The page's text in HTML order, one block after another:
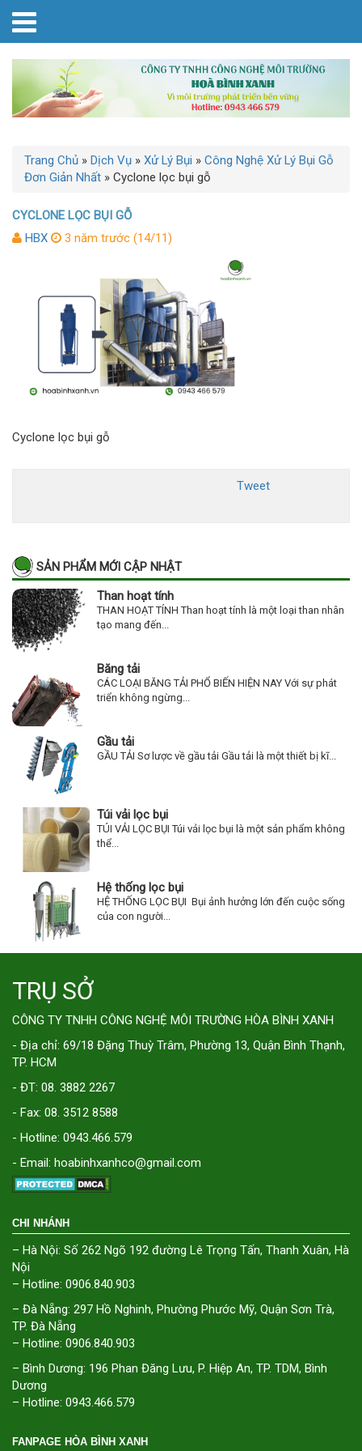
Trang Chủ » Dịch Vụ » Xử Lý Bụi » Công Nghệ Xử Lý Bụi Gỗ
Đơn Giản Nhất » Cyclone lọc bụi gỗ
CYCLONE LỌC BỤI GỖ
HBX
3 năm trước (14/11)
Cyclone lọc bụi gỗ
Tweet
SẢN PHẨM MỚI CẬP NHẬT
Than hoạt tính
THAN HOẠT TÍNH Than hoạt tính là một loại than nhân
tạo mang đến...
Băng tải
CÁC LOẠI BĂNG TẢI PHỔ BIẾN HIỆN NAY Với sự phát
triển không ngừng...
Gầu tải
GẦU TẢI Sơ lược về gầu tải Gầu tải là một thiết bị kĩ...
Túi vải lọc bụi
TÚI VẢI LỌC BỤI Túi vải lọc bụi là một sản phẩm không
thể...
Hệ thống lọc bụi
HỆ THỐNG LỌC BỤI Bụi ảnh hưởng lớn đến cuộc sống
của con người...
TRỤ SỞ
CÔNG TY TNHH CÔNG NGHỆ MÔI TRƯỜNG HÒA BÌNH XANH
- Địa chỉ: 69/18 Đặng Thuỳ Trâm, Phường 13, Quận Bình Thạnh,
TP. HCM
- ĐT: 08. 3882 2267
- Fax: 08. 3512 8588
- Hotline: 0943.466.579
- Email: hoabinhxanhco@gmail.com
CHI NHÁNH
– Hà Nội: Số 262 Ngõ 192 đường Lê Trọng Tấn, Thanh Xuân, Hà
Nội
– Hotline: 0906.840.903
– Đà Nẵng: 297 Hồ Nghinh, Phường Phước Mỹ, Quận Sơn Trà,
TP. Đà Nẵng
– Hotline: 0906.840.903
– Bình Dương: 196 Phan Đăng Lưu, P. Hiệp An, TP. TDM, Bình
Dương
– Hotline: 0943.466.579
FANPAGE HÒA BÌNH XANH